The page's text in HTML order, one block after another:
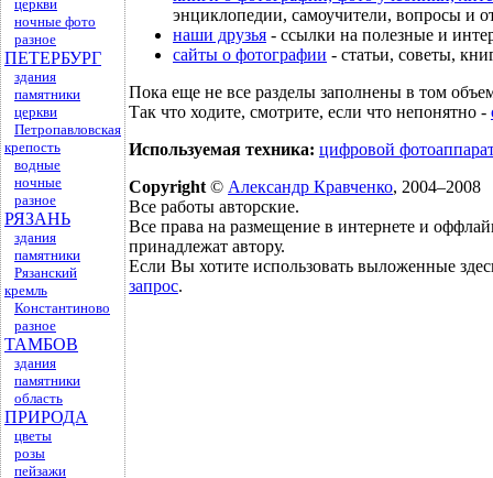
церкви
ночные фото
разное
ПЕТЕРБУРГ
здания
памятники
церкви
Петропавловская
крепость
водные
ночные
разное
РЯЗАНЬ
здания
памятники
Рязанский
кремль
Константиново
разное
ТАМБОВ
здания
памятники
область
ПРИРОДА
цветы
розы
пейзажи
энциклопедии, самоучители, вопросы
наши друзья - ссылки на полезные и
сайты о фотографии - статьи, советы,
Пока еще не все разделы заполнены в том
Так что ходите, смотрите, если что непонятно -
Используемая техника: цифровой
Copyright © Александр Кравченко, 2004–2008
Все работы авторские.
Все права на размещение в интернете и
принадлежат автору.
Если Вы хотите использовать выложенные
запрос.